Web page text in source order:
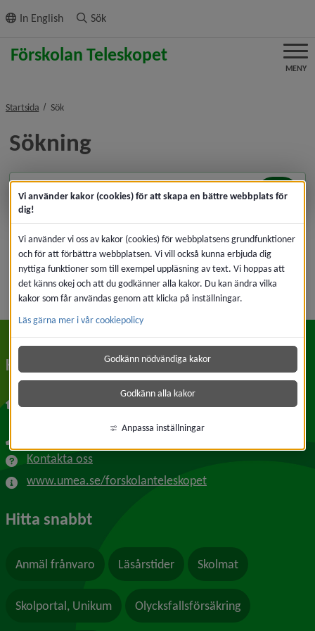
innehållet
In English Sök
MENY
Startsida Söknivå i brödsmulenavigeringen
Sökning
Sök
Kontakt
Kontakta oss
www.umea.se/forskolanteleskopet
Hitta snabbt
Anmäl frånvaro Läsårstider Skolmat
Skolportal, Unikum Olycksfallsförsäkring
Vi använder kakor (cookies) för att skapa en bättre webbplats för
dig!
Vi använder vi oss av kakor (cookies) för webbplatsens grundfunktioner
och för att förbättra webbplatsen. Vi vill också kunna erbjuda dig
nyttiga funktioner som till exempel uppläsning av text. Vi hoppas att
det känns okej och att du godkänner alla kakor. Du kan ändra vilka
kakor som får användas genom att klicka på inställningar.
Läs gärna mer i vår cookiepolicy
Godkänn nödvändiga kakor
Godkänn alla kakor
Anpassa inställningar